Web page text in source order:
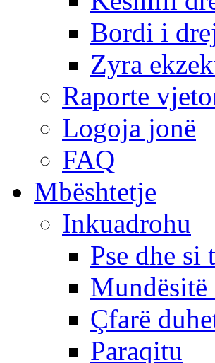
Bordi i
Zyra
Raporte
Logoja jonë
FAQ
Mbështetje
Inkuadrohu
Pse dhe si
Çfarë
Paraqitu